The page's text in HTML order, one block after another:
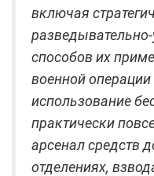
включая
способов их
военной операции
использование
практически
арсенал средств
отделениях,